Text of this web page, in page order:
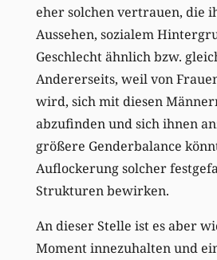
eher solchen vertrauen, die
Aussehen, sozialem
Geschlecht ähnlich bzw.
Andererseits, weil von
wird, sich mit diesen
abzufinden und sich ihnen
größere Genderbalance
Auflockerung solcher
Strukturen bewirken.
An dieser Stelle ist es aber
Moment innezuhalten und